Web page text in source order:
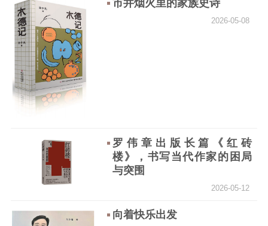
市井烟火里的家族史诗
2026-05-08
罗伟章出版长篇《红砖
楼》，书写当代作家的困局
与突围
2026-05-12
向着快乐出发